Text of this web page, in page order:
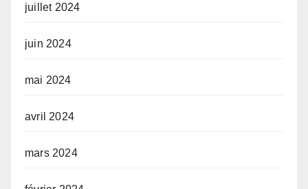
juillet 2024
juin 2024
mai 2024
avril 2024
mars 2024